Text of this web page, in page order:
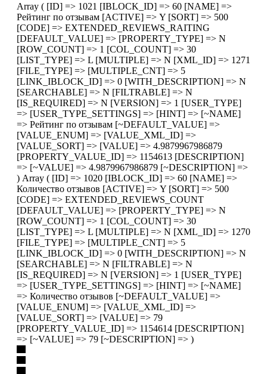
Array ( [ID] => 1021 [IBLOCK_ID] => 60 [NAME] =>
Рейтинг по отзывам [ACTIVE] => Y [SORT] => 500
[CODE] => EXTENDED_REVIEWS_RAITING
[DEFAULT_VALUE] => [PROPERTY_TYPE] => N
[ROW_COUNT] => 1 [COL_COUNT] => 30
[LIST_TYPE] => L [MULTIPLE] => N [XML_ID] => 1271
[FILE_TYPE] => [MULTIPLE_CNT] => 5
[LINK_IBLOCK_ID] => 0 [WITH_DESCRIPTION] => N
[SEARCHABLE] => N [FILTRABLE] => N
[IS_REQUIRED] => N [VERSION] => 1 [USER_TYPE]
=> [USER_TYPE_SETTINGS] => [HINT] => [~NAME]
=> Рейтинг по отзывам [~DEFAULT_VALUE] =>
[VALUE_ENUM] => [VALUE_XML_ID] =>
[VALUE_SORT] => [VALUE] => 4.9879967986879
[PROPERTY_VALUE_ID] => 1154613 [DESCRIPTION]
=> [~VALUE] => 4.9879967986879 [~DESCRIPTION] =>
) Array ( [ID] => 1020 [IBLOCK_ID] => 60 [NAME] =>
Количество отзывов [ACTIVE] => Y [SORT] => 500
[CODE] => EXTENDED_REVIEWS_COUNT
[DEFAULT_VALUE] => [PROPERTY_TYPE] => N
[ROW_COUNT] => 1 [COL_COUNT] => 30
[LIST_TYPE] => L [MULTIPLE] => N [XML_ID] => 1270
[FILE_TYPE] => [MULTIPLE_CNT] => 5
[LINK_IBLOCK_ID] => 0 [WITH_DESCRIPTION] => N
[SEARCHABLE] => N [FILTRABLE] => N
[IS_REQUIRED] => N [VERSION] => 1 [USER_TYPE]
=> [USER_TYPE_SETTINGS] => [HINT] => [~NAME]
=> Количество отзывов [~DEFAULT_VALUE] =>
[VALUE_ENUM] => [VALUE_XML_ID] =>
[VALUE_SORT] => [VALUE] => 79
[PROPERTY_VALUE_ID] => 1154614 [DESCRIPTION]
=> [~VALUE] => 79 [~DESCRIPTION] => )